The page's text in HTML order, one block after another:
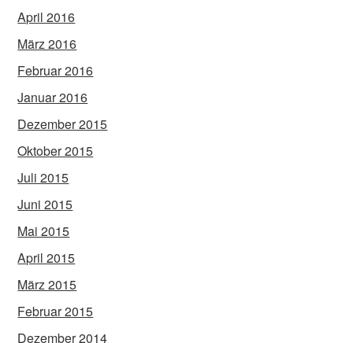
April 2016
März 2016
Februar 2016
Januar 2016
Dezember 2015
Oktober 2015
Juli 2015
Juni 2015
Mai 2015
April 2015
März 2015
Februar 2015
Dezember 2014